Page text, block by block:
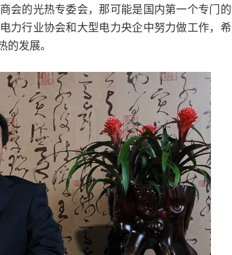
会的光热专委会，那可能是国内第一个专门的
力行业协会和大型电力央企中努力做工作，希
发展。